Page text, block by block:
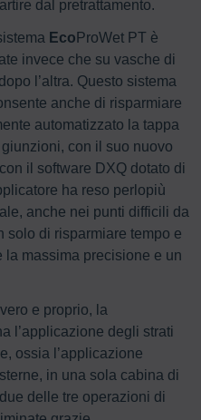
dal pretrattamento.
Eco ProWet PT è
invece che su vasche di
l’altra. Questo sistema
anche di risparmiare
automatizzato la tappa
con il suo nuovo
il software DXQ dotato di
ha reso perlopiù
anche nei punti difficili da
solo di risparmiare tempo e
la massima precisione e un
e proprio, la
l’applicazione degli strati
ossia l’applicazione
in una sola cabina di
delle tre operazioni di